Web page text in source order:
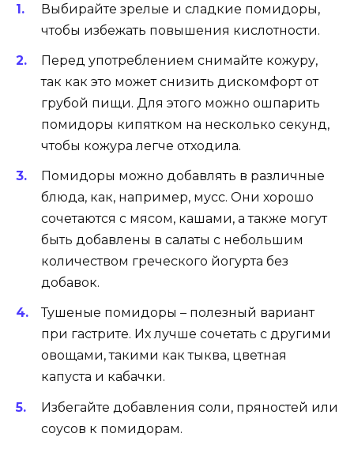
Выбирайте зрелые и сладкие помидоры,
чтобы избежать повышения кислотности.
Перед употреблением снимайте кожуру,
так как это может снизить дискомфорт от
грубой пищи. Для этого можно ошпарить
помидоры кипятком на несколько секунд,
чтобы кожура легче отходила.
Помидоры можно добавлять в различные
блюда, как, например, мусс. Они хорошо
сочетаются с мясом, кашами, а также могут
быть добавлены в салаты с небольшим
количеством греческого йогурта без
добавок.
Тушеные помидоры – полезный вариант
при гастрите. Их лучше сочетать с другими
овощами, такими как тыква, цветная
капуста и кабачки.
Избегайте добавления соли, пряностей или
соусов к помидорам.